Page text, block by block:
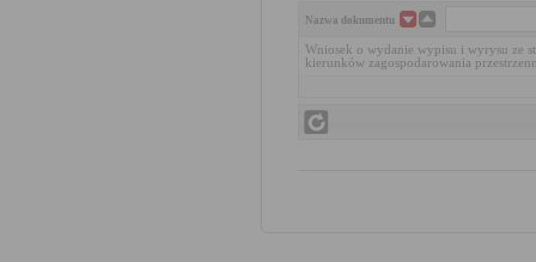
Nazwa dokumentu
Wniosek o wydanie wypisu i wyrysu ze
kierunków zagospodarowania